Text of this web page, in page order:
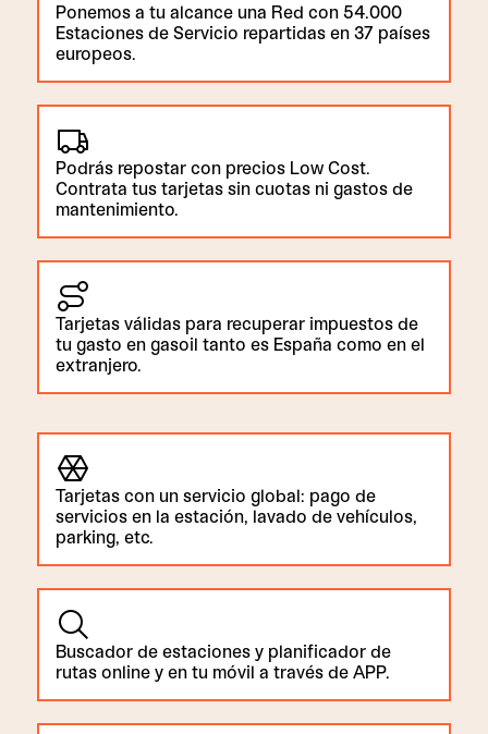
Ponemos a tu alcance una Red con 54.000
Estaciones de Servicio repartidas en 37 países
europeos.
Podrás repostar con precios Low Cost.
Contrata tus tarjetas sin cuotas ni gastos de
mantenimiento.
Tarjetas válidas para recuperar impuestos de
tu gasto en gasoil tanto es España como en el
extranjero.
Tarjetas con un servicio global: pago de
servicios en la estación, lavado de vehículos,
parking, etc.
Buscador de estaciones y planificador de
rutas online y en tu móvil a través de APP.